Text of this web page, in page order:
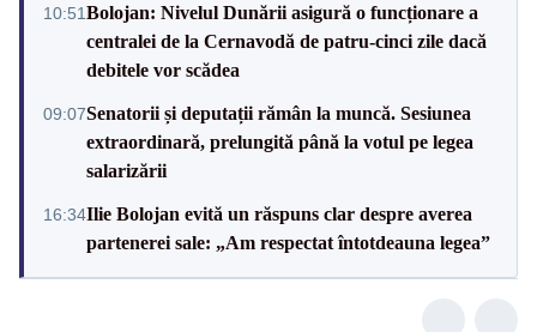
10:51Bolojan: Nivelul Dunării asigură o funcționare a
centralei de la Cernavodă de patru-cinci zile dacă
debitele vor scădea
09:07Senatorii și deputații rămân la muncă. Sesiunea
extraordinară, prelungită până la votul pe legea
salarizării
16:34Ilie Bolojan evită un răspuns clar despre averea
partenerei sale: „Am respectat întotdeauna legea”